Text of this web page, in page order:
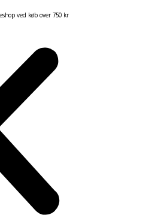
ved køb over 750 kr